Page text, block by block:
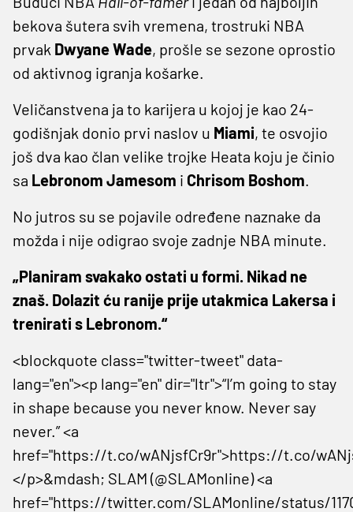
bekova šutera svih vremena, trostruki NBA
prvak Dwyane Wade, prošle se sezone oprostio
od aktivnog igranja košarke.
Veličanstvena ja to karijera u kojoj je kao 24-
godišnjak donio prvi naslov u Miami, te osvojio
još dva kao član velike trojke Heata koju je činio
sa Lebronom Jamesom i Chrisom Boshom.
No jutros su se pojavile određene naznake da
možda i nije odigrao svoje zadnje NBA minute.
„Planiram svakako ostati u formi. Nikad ne
znaš. Dolazit ću ranije prije utakmica Lakersa i
trenirati s Lebronom.“
<blockquote class="twitter-tweet" data-
lang="en"><p lang="en" dir="ltr">“I’m going to stay
in shape because you never know. Never say
never.” <a
href="https://t.co/wANjsfCr9r">https://t.co/
</p>&mdash; SLAM (@SLAMonline) <a
href="https://twitter.com/SLAMonline/status/